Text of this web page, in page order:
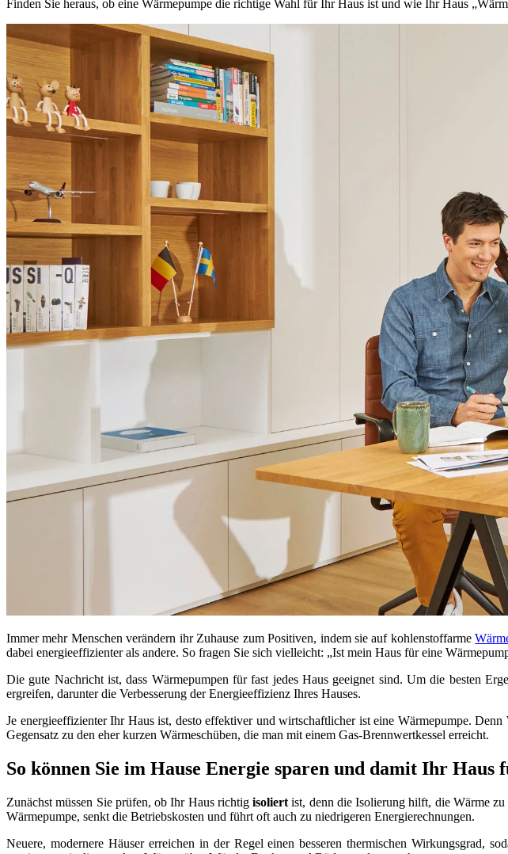
Finden Sie heraus, ob eine Wärmepumpe die richtige Wahl für Ihr Haus ist und wie Ihr Haus
Immer mehr Menschen verändern ihr Zuhause zum Positiven, indem sie auf kohlenstoffarme
dabei energieeffizienter als andere. So fragen Sie sich vielleicht: „Ist mein Haus für eine
Die gute Nachricht ist, dass Wärmepumpen für fast jedes Haus geeignet sind. Um die besten
ergreifen, darunter die Verbesserung der Energieeffizienz Ihres Hauses.
Je energieeffizienter Ihr Haus ist, desto effektiver und wirtschaftlicher ist eine Wärmepumpe.
Gegensatz zu den eher kurzen Wärmeschüben, die man mit einem Gas-Brennwertkessel erreicht.
So können Sie im Hause Energie sparen und damit Ihr Haus
Zunächst müssen Sie prüfen, ob Ihr Haus richtigisoliert ist, denn die Isolierung hilft, die Wärme
Wärmepumpe, senkt die Betriebskosten und führt oft auch zu niedrigeren Energierechnungen.
Neuere, modernere Häuser erreichen in der Regel einen besseren thermischen Wirkungsgrad,